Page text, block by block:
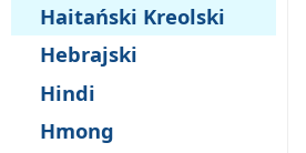
Haitański Kreolski
Hebrajski
Hindi
Hmong